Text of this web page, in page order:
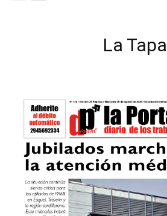
La Tapa